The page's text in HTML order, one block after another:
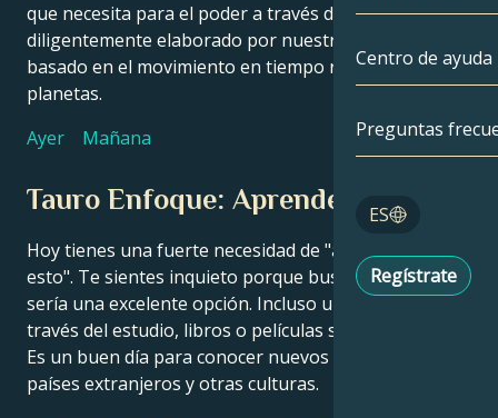
Cáncer
Leo
Virgo
Sagitario
Tarot
Números de
Centro de ayuda
Preguntas
ES
English
Regístrate
que necesita para el poder a través del día –
diligentemente elaborado por nuestros astrólogos
basado en el movimiento en tiempo real de los
planetas.
Ayer
Mañana
Tauro Enfoque: Aprender
Hoy tienes una fuerte necesidad de "alejarte de todo
esto". Te sientes inquieto porque buscas algo. Viajar
sería una excelente opción. Incluso un viaje mental a
través del estudio, libros o películas será gratificante.
Es un buen día para conocer nuevos amigos de
países extranjeros y otras culturas.